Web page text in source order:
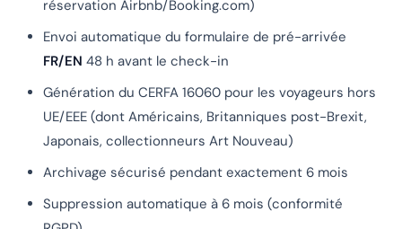
réservation Airbnb/Booking.com)
Envoi automatique du formulaire de pré-arrivée
FR/EN 48 h avant le check-in
Génération du CERFA 16060 pour les voyageurs hors
UE/EEE (dont Américains, Britanniques post-Brexit,
Japonais, collectionneurs Art Nouveau)
Archivage sécurisé pendant exactement 6 mois
Suppression automatique à 6 mois (conformité